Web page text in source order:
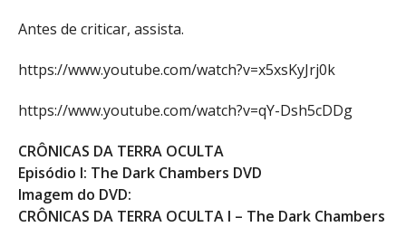
Antes de criticar, assista.
https://www.youtube.com/watch?v=x5xsKyJrj0k
https://www.youtube.com/watch?v=qY-Dsh5cDDg
CRÔNICAS DA TERRA OCULTA
Episódio I: The Dark Chambers DVD
Imagem do DVD:
CRÔNICAS DA TERRA OCULTA I – The Dark Chambers